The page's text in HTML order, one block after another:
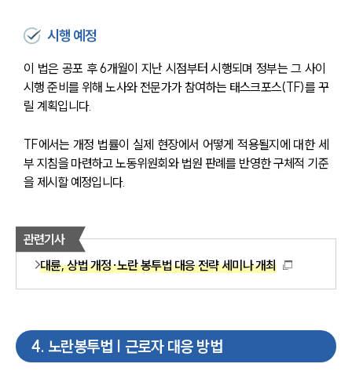
시행 예정
이 법은 공포 후 6개월이 지난 시점부터 시행되며 정부는 그 사이
시행 준비를 위해 노사와 전문가가 참여하는 태스크포스(TF)를 꾸
릴 계획입니다.
TF에서는 개정 법률이 실제 현장에서 어떻게 적용될지에 대한 세
부 지침을 마련하고 노동위원회와 법원 판례를 반영한 구체적 기준
을 제시할 예정입니다.
관련기사
대륜, 상법 개정·노란 봉투법 대응 전략 세미나 개최
4. 노란봉투법 | 근로자 대응 방법